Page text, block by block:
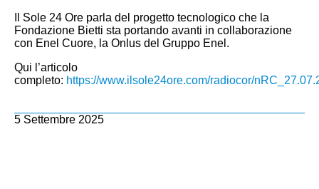
Il Sole 24 Ore parla del progetto tecnologico che la
Fondazione Bietti sta portando avanti in collaborazione
con Enel Cuore, la Onlus del Gruppo Enel.
Qui l’articolo
completo: https://www.ilsole24ore.com/radiocor/
5 Settembre 2025